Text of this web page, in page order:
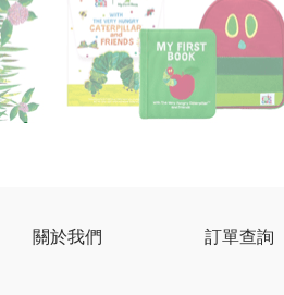
關於我們 訂單查詢